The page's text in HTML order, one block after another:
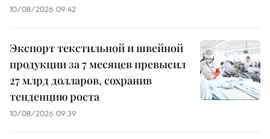
10/08/2026 09:42
Экспорт текстильной и швейной
продукции за 7 месяцев превысил
27 млрд долларов, сохранив
тенденцию роста
10/08/2026 09:39